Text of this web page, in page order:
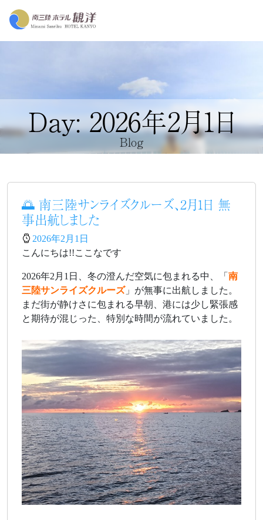
Day: 2026年2月1日
Blog
🌅 南三陸サンライズクルーズ、2月1日 無
事出航しました
2026年2月1日
こんにちは!!ここなです
2026年2月1日、冬の澄んだ空気に包まれる中、「 南
三陸サンライズクルーズ」が無事に出航しました。
まだ街が静けさに包まれる早朝、港には少し緊張感
と期待が混じった、特別な時間が流れていました。